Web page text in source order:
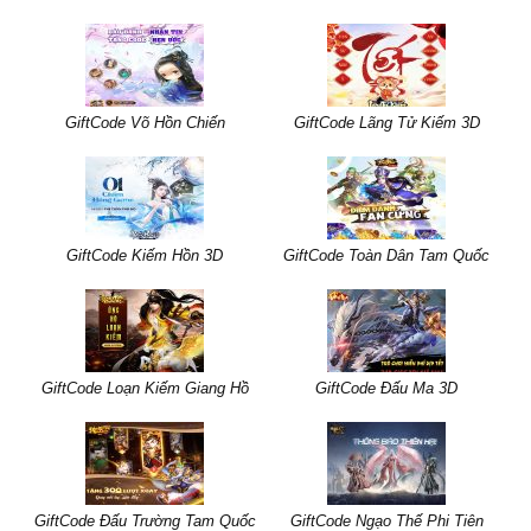
GiftCode Võ Hồn Chiến GiftCode Lãng Tử Kiếm 3D
GiftCode Kiếm Hồn 3D GiftCode Toàn Dân Tam Quốc
GiftCode Loạn Kiếm Giang Hồ GiftCode Đấu Ma 3D
GiftCode Đấu Trường Tam Quốc GiftCode Ngạo Thế Phi Tiên